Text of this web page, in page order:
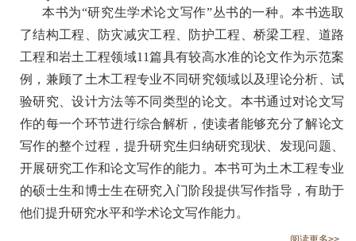
本书为“研究生学术论文写作”丛书的一种。本书选取
了结构工程、防灾减灾工程、防护工程、桥梁工程、道路
工程和岩土工程领域11篇具有较高水准的论文作为示范案
例，兼顾了土木工程专业不同研究领域以及理论分析、试
验研究、设计方法等不同类型的论文。本书通过对论文写
作的每一个环节进行综合解析，使读者能够充分了解论文
写作的整个过程，提升研究生归纳研究现状、发现问题、
开展研究工作和论文写作的能力。本书可为土木工程专业
的硕士生和博士生在研究入门阶段提供写作指导，有助于
他们提升研究水平和学术论文写作能力。